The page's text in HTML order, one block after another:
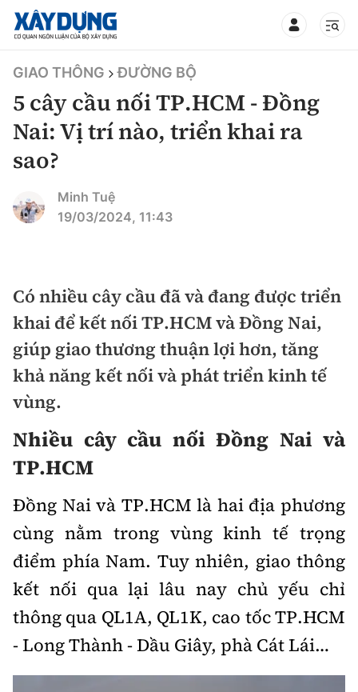
TIN BỘ XÂY DỰNG
CHUYÊN MỤC
Mới nhất
Chính trị
Xã hội
Chuyện dọc đường
Cải chính
Xây dựng
Chỉ đạo điều hành
Quy hoạch kiến trúc
Giám định chất lượng
Quản lý đô thị
Giao thông
Quản lý
Đường bộ
Hàng không
Đường sắt
Đăng kiểm
Đường sắt tốc độ cao
Đường thủy
Kinh tế
Thị trường
Tài chính
Chứng khoán
Bảo hiểm
Doanh nghiệp
Pháp luật
Thanh tra
An ninh hình sự
Điều tra
Pháp đình
Hỏi - Đáp
An toàn giao thông
Giao thông 24h
ATGT địa phương
Văn hóa giao thông
Lái xe an toàn
Chất lượng sống
Giáo dục
Y tế
Đời sống
Văn hóa - Giải Trí
Văn hóa
Showbiz
Thể thao
Công nghệ
GIAO THÔNG ĐƯỜNG BỘ
5 cây cầu nối TP.HCM - Đồng
Nai: Vị trí nào, triển khai ra
sao?
Minh Tuệ
19/03/2024, 11:43
Có nhiều cây cầu đã và đang được triển
khai để kết nối TP.HCM và Đồng Nai,
giúp giao thương thuận lợi hơn, tăng
khả năng kết nối và phát triển kinh tế
vùng.
Nhiều cây cầu nối Đồng Nai và
TP.HCM
Đồng Nai và TP.HCM là hai địa phương
cùng nằm trong vùng kinh tế trọng
điểm phía Nam. Tuy nhiên, giao thông
kết nối qua lại lâu nay chủ yếu chỉ
thông qua QL1A, QL1K, cao tốc TP.HCM
- Long Thành - Dầu Giây, phà Cát Lái…